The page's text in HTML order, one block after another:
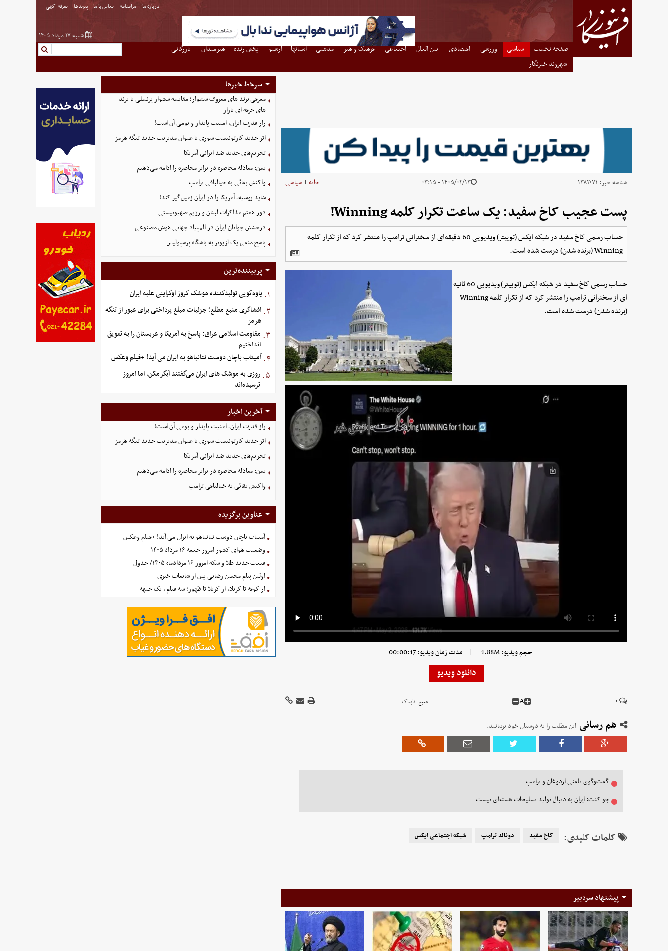
درباره ما مرامنامه تماس با ما پیوندها تعرفه اگهی
شنبه ۱۷ مرداد ۱۴۰۵
صفحه نخست سیاسی ورزشی اقتصادی بین الملل اجتماعی فرهنگ و هنر مذهبی استانها آرشیو پخش زنده هنرمندان
بازرگانی
شهروند خبرنگار
شناسه خبر: ۱۳۸۲۰۷۱ ۱۴۰۵/۰۲/۱۳ - ۰۳:۱۵ خانه | سیاسی
پست عجیب کاخ سفید: یک ساعت تکرار کلمه Winning!
حساب رسمی کاخ سفید در شبکه ایکس (توییتر) ویدیویی 60 دقیقه‌ای از سخنرانی ترامپ را منتشر کرد که از تکرار کلمه
Winning (برنده شدن) درست شده است.
حساب رسمی کاخ سفید در شبکه ایکس (توییتر) ویدیویی 60 ثانیه
ای از سخنرانی ترامپ را منتشر کرد که از تکرار کلمه Winning
(برنده شدن) درست شده است.
حجم ویدیو: 1.88M | مدت زمان ویدیو: 00:00:17
دانلود ویدیو
۰ A منبع :تابناک
هم رسانی این مطلب را به دوستان خود برسانید.
گفت‌وگوی تلفنی اردوغان و ترامپ
جو کنت: ایران به دنبال تولید تسلیحات هسته‌ای نیست
کلمات کلیدی: کاخ سفید دونالد ترامپ شبکه اجتماعی ایکس
پیشنهاد سردبیر
سرخط خبرها
معرفی برند های معروف سشوار؛ مقایسه سشوار پرنسلی با برند
های حرفه ای بازار
راز قدرت ایران، امنیت پایدار و بومی آن است!
اثر جدید کارتونیست سوری با عنوان مدیریت جدید تنگه هرمز
تحریم‌های جدید ضد ایرانی آمریکا
یمن: معادله محاصره در برابر محاصره را ادامه می‌دهیم
واکنش بقائی به خیالبافی ترامپ
شاید روسیه، آمریکا را در ایران زمین‌گیر کند!
دور هفتم مذاکرات لبنان و رژیم صهیونیستی
درخشش جوانان ایران در المپیاد جهانی هوش مصنوعی
پاسخ منفی یک لژیونر به باشگاه پرسپولیس
پربیننده‌ترین
۱. یاوه‌گویی تولیدکننده موشک کروز اوکراینی علیه ایران
۲. افشاگری منبع مطلع؛ جزئیات مبلغ پرداختی برای عبور از تنگه
هرمز
۳. مقاومت اسلامی عراق: پاسخ به آمریکا و عربستان را به تعویق
انداختیم
۴. آمیتاب باچان دوست نتانیاهو به ایران می آید! +فیلم وعکس
۵. روزی به موشک‌ های ایران می‌گفتند آبگرمکن، اما امروز
ترسیده‌اند
آخرین اخبار
راز قدرت ایران، امنیت پایدار و بومی آن است!
اثر جدید کارتونیست سوری با عنوان مدیریت جدید تنگه هرمز
تحریم‌های جدید ضد ایرانی آمریکا
یمن: معادله محاصره در برابر محاصره را ادامه می‌دهیم
واکنش بقائی به خیالبافی ترامپ
عناوین برگزیده
آمیتاب باچان دوست نتانیاهو به ایران می آید! +فیلم وعکس
وضعیت هوای کشور امروز جمعه ۱۶ مرداد ۱۴۰۵
قیمت جدید طلا و سکه امروز ۱۶ مردادماه ۱۴۰۵/ جدول
اولین پیام محسن رضایی پس از شایعات خبری
از کوفه تا کربلا، از کربلا تا ظهور؛ سه قیام ، یک جبهه